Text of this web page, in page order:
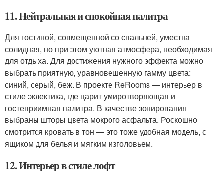
11. Нейтральная и спокойная палитра
Для гостиной, совмещенной со спальней, уместна
солидная, но при этом уютная атмосфера, необходимая
для отдыха. Для достижения нужного эффекта можно
выбрать приятную, уравновешенную гамму цвета:
синий, серый, беж. В проекте ReRooms — интерьер в
стиле эклектика, где царит умиротворяющая и
гостеприимная палитра. В качестве зонирования
выбраны шторы цвета мокрого асфальта. Роскошно
смотрится кровать в тон — это тоже удобная модель, с
ящиком для белья и мягким изголовьем.
12. Интерьер в стиле лофт